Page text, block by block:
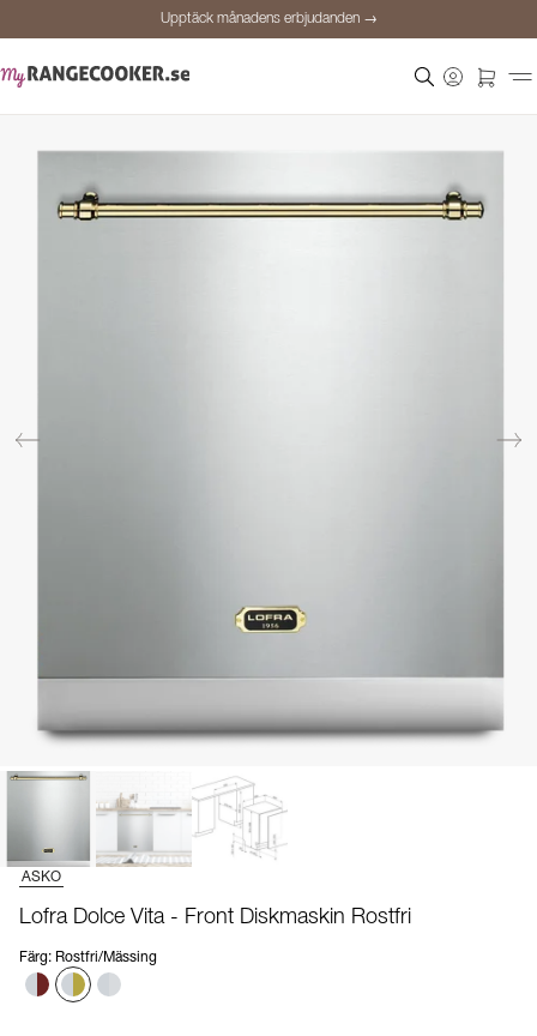
Upptäck månadens erbjudanden →
Upptäck månadens erbjudanden →
ASKO
Lofra Dolce Vita - Front Diskmaskin Rostfri
Färg: Rostfri/Mässing